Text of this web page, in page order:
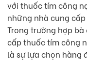
với thuốc tím công
những nhà cung
Trong trường hợp
cấp thuốc tím công
là sự lựa chọn hàng